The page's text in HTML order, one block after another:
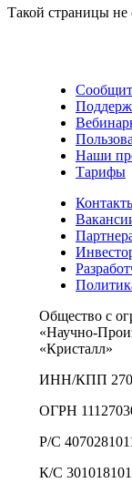
Такой страницы не
Наши
Тарифы
Общество с
«Научно-
«Кристалл»
ИНН/КПП
ОГРН
Р/С
К/С